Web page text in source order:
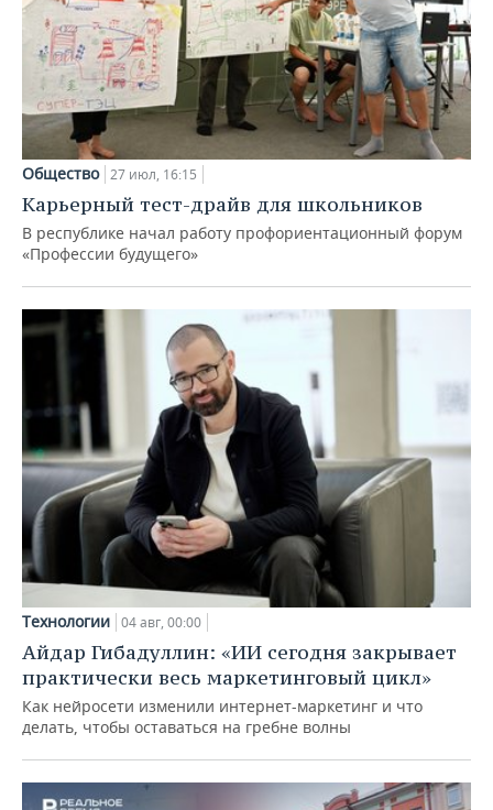
Общество 27 июл, 16:15
Карьерный тест-драйв для школьников
В республике начал работу профориентационный форум
«Профессии будущего»
Технологии 04 авг, 00:00
Айдар Гибадуллин: «ИИ сегодня закрывает
практически весь маркетинговый цикл»
Как нейросети изменили интернет-маркетинг и что
делать, чтобы оставаться на гребне волны